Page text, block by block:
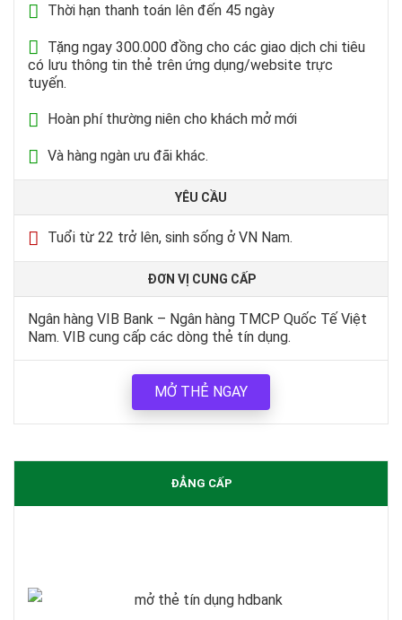
Thời hạn thanh toán lên đến 45 ngày
Tặng ngay 300.000 đồng cho các giao dịch chi tiêu
có lưu thông tin thẻ trên ứng dụng/website trực
tuyến.
Hoàn phí thường niên cho khách mở mới
Và hàng ngàn ưu đãi khác.
YÊU CẦU
Tuổi từ 22 trở lên, sinh sống ở VN Nam.
ĐƠN VỊ CUNG CẤP
Ngân hàng VIB Bank – Ngân hàng TMCP Quốc Tế Việt
Nam. VIB cung cấp các dòng thẻ tín dụng.
MỞ THẺ NGAY
ĐẲNG CẤP